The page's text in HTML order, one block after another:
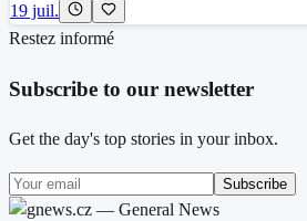
19 juil.
Restez informé
Subscribe to our newsletter
Get the day's top stories in your inbox.
Subscribe